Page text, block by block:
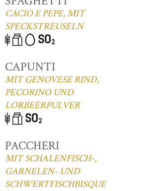
CACIO E PEPE, MIT
SPECKSTREUSELN
CAPUNTI
MIT GENOVESE RIND,
PECORINO UND
LORBEERPULVER
PACCHERI
MIT SCHALENFISCH-,
GARNELEN- UND
SCHWERTFISCHBISQUE